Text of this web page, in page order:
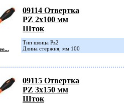
09114 Отвертка
PZ 2х100 мм
Шток
Тип шлица Pz2
Длина стержня, мм 100
09115 Отвертка
PZ 3х150 мм
Шток